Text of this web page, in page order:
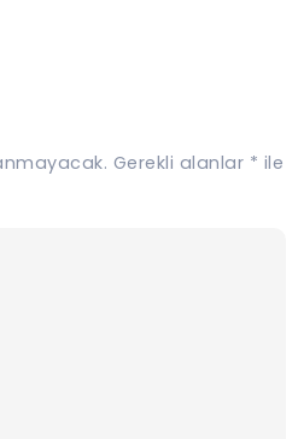
Gerekli alanlar * ile